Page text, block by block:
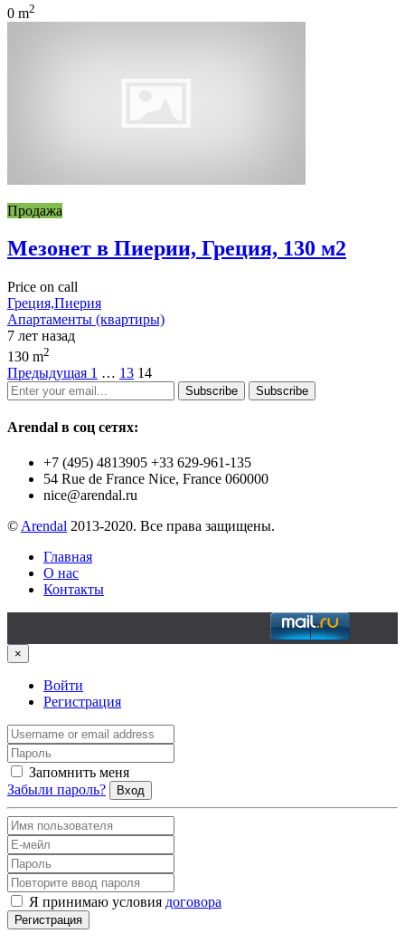
0 m2
Продажа
Мезонет в Пиерии, Греция, 130 м2
Price on call
Греция,Пиерия
Апартаменты (квартиры)
7 лет назад
130 m2
Предыдущая 1 … 13 14
Subscribe Subscribe
Arendal в соц сетях:
+7 (495) 4813905 +33 629-961-135
54 Rue de France Nice, France 060000
nice@arendal.ru
© Arendal 2013-2020. Все права защищены.
Главная
О нас
Контакты
×
Войти
Регистрация
Запомнить меня
Забыли пароль?
Вход
Я принимаю условия договора
Регистрация